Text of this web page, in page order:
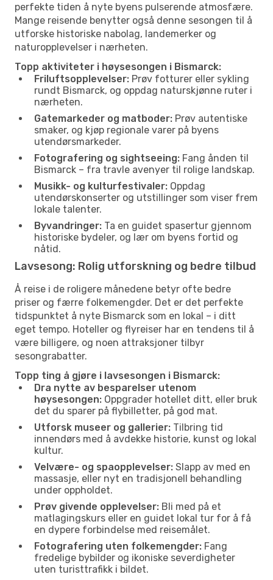
perfekte tiden å nyte byens pulserende atmosfære.
Mange reisende benytter også denne sesongen til å
utforske historiske nabolag, landemerker og
naturopplevelser i nærheten.
Topp aktiviteter i høysesongen i Bismarck:
Friluftsopplevelser: Prøv fotturer eller sykling
rundt Bismarck, og oppdag naturskjønne ruter i
nærheten.
Gatemarkeder og matboder: Prøv autentiske
smaker, og kjøp regionale varer på byens
utendørsmarkeder.
Fotografering og sightseeing: Fang ånden til
Bismarck – fra travle avenyer til rolige landskap.
Musikk- og kulturfestivaler: Oppdag
utendørskonserter og utstillinger som viser frem
lokale talenter.
Byvandringer: Ta en guidet spasertur gjennom
historiske bydeler, og lær om byens fortid og
nåtid.
Lavsesong: Rolig utforskning og bedre tilbud
Å reise i de roligere månedene betyr ofte bedre
priser og færre folkemengder. Det er det perfekte
tidspunktet å nyte Bismarck som en lokal – i ditt
eget tempo. Hoteller og flyreiser har en tendens til å
være billigere, og noen attraksjoner tilbyr
sesongrabatter.
Topp ting å gjøre i lavsesongen i Bismarck:
Dra nytte av besparelser utenom
høysesongen: Oppgrader hotellet ditt, eller bruk
det du sparer på flybilletter, på god mat.
Utforsk museer og gallerier: Tilbring tid
innendørs med å avdekke historie, kunst og lokal
kultur.
Velvære- og spaopplevelser: Slapp av med en
massasje, eller nyt en tradisjonell behandling
under oppholdet.
Prøv givende opplevelser: Bli med på et
matlagingskurs eller en guidet lokal tur for å få
en dypere forbindelse med reisemålet.
Fotografering uten folkemengder: Fang
fredelige bybilder og ikoniske severdigheter
uten turisttrafikk i bildet.